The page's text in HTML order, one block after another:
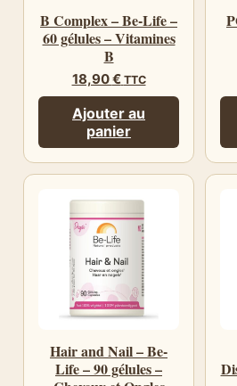
B Complex – Be-Life –
60 gélules – Vitamines
B
18,90€ TTC
Ajouter au
panier
Hair and Nail – Be-
Life – 90 gélules –